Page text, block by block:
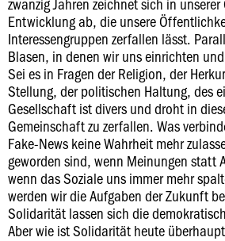
Entwicklung ab, die unsere
Interessengruppen zerfallen lässt.
Blasen, in denen wir uns einrichten
Sei es in Fragen der Religion, der
Stellung, der politischen Haltung, des
Gesellschaft ist divers und droht in
Gemeinschaft zu zerfallen. Was
Fake-News keine Wahrheit mehr
geworden sind, wenn Meinungen statt
wenn das Soziale uns immer mehr
werden wir die Aufgaben der Zukunft
Solidarität lassen sich die
Aber wie ist Solidarität heute